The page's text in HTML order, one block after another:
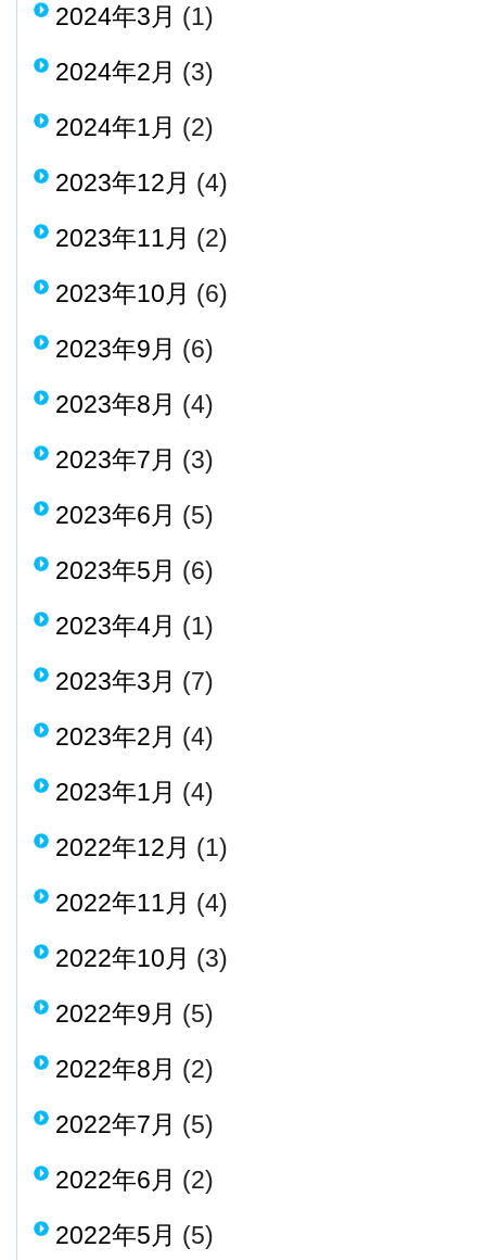
2024年3月 (1)
2024年2月 (3)
2024年1月 (2)
2023年12月 (4)
2023年11月 (2)
2023年10月 (6)
2023年9月 (6)
2023年8月 (4)
2023年7月 (3)
2023年6月 (5)
2023年5月 (6)
2023年4月 (1)
2023年3月 (7)
2023年2月 (4)
2023年1月 (4)
2022年12月 (1)
2022年11月 (4)
2022年10月 (3)
2022年9月 (5)
2022年8月 (2)
2022年7月 (5)
2022年6月 (2)
2022年5月 (5)